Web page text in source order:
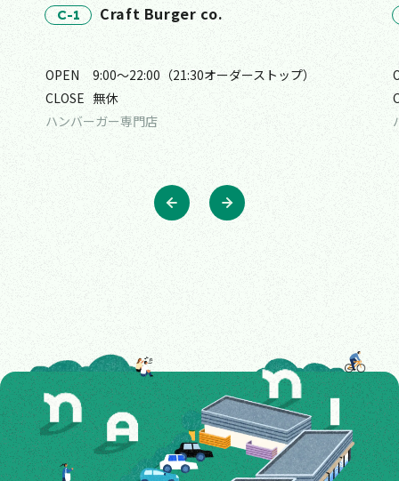
C-1 Craft Burger co.
OPEN
9:00〜22:00（21:30オーダーストップ）
CLOSE 無休
ハンバーガー専門店